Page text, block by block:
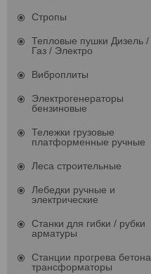
Стропы
Тепловые пушки Дизель /
Газ / Электро
Виброплиты
Электрогенераторы
бензиновые
Тележки грузовые
платформенные ручные
Леса строительные
Лебедки ручные и
электрические
Станки для гибки / рубки
арматуры
Станции прогрева бетона
трансформаторы